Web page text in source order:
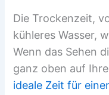
Die Trockenzeit,
kühleres Wasser,
Wenn das Sehen
ganz oben auf
ideale Zeit für